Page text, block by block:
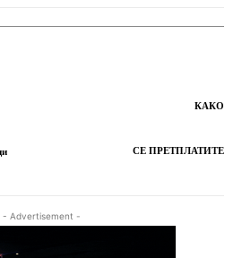
КАКО
СЕ ПРЕТПЛАТИТЕ
- Advertisement -